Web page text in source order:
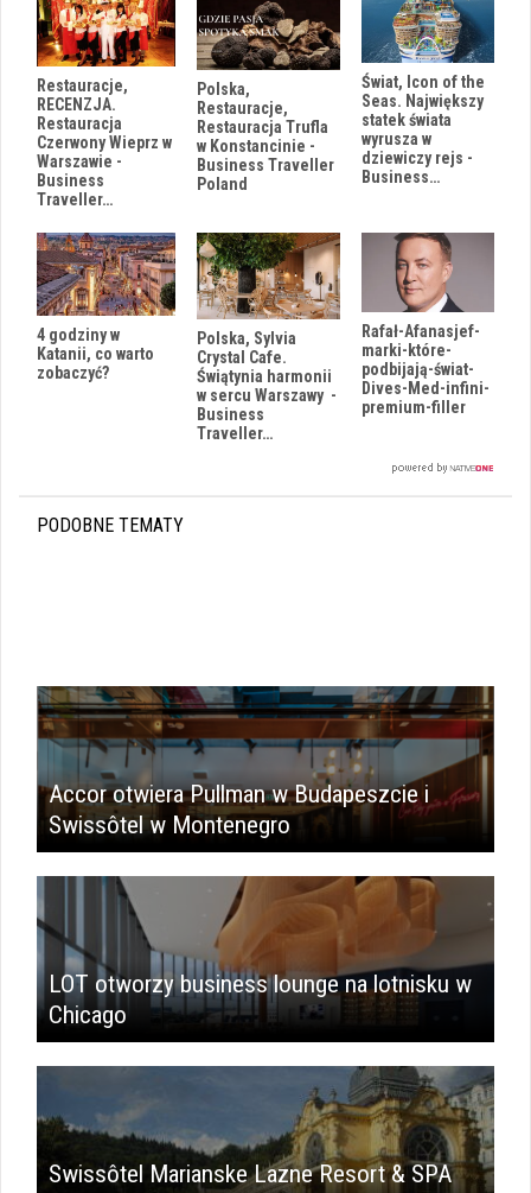
Restauracje,
RECENZJA.
Restauracja
Czerwony Wieprz w
Warszawie -
Business
Traveller…
Polska,
Restauracje,
Restauracja Trufla
w Konstancinie -
Business Traveller
Poland
Świat, Icon of the
Seas. Największy
statek świata
wyrusza w
dziewiczy rejs -
Business…
4 godziny w
Katanii, co warto
zobaczyć?
Polska, Sylvia
Crystal Cafe.
Świątynia harmonii
w sercu Warszawy -
Business
Traveller…
Rafał-Afanasjef-
marki-które-
podbijają-świat-
Dives-Med-infini-
premium-filler
PODOBNE TEMATY
Accor otwiera Pullman w Budapeszcie i
Swissôtel w Montenegro
LOT otworzy business lounge na lotnisku w
Chicago
Swissôtel Marianske Lazne Resort & SPA